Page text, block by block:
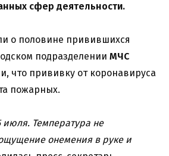
сфер деятельности.
о половине привившихся
подразделении МЧС
что прививку от коронавируса
пожарных.
июля. Температура не
онемения в руке и